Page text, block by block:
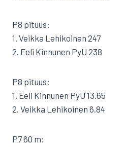
P8 pituus:
1. Veikka Lehikoinen 247
2. Eeli Kinnunen PyU 238
P8 pituus:
1. Eeli Kinnunen PyU 13.65
2. Veikka Lehikoinen 6.84
P7 60 m: